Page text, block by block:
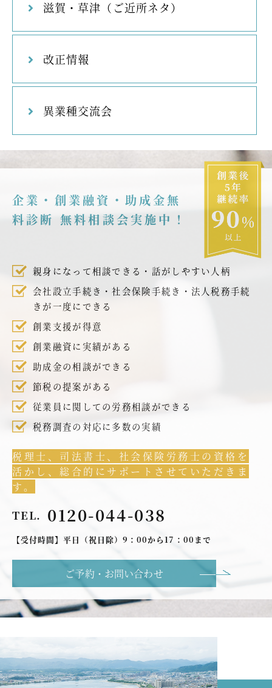
滋賀・草津（ご近所ネタ）
改正情報
異業種交流会
企業・創業融資・助成金無
料診断 無料相談会実施中！
親身になって相談できる・話がしやすい人柄
会社設立手続き・社会保険手続き・法人税務手続
きが一度にできる
創業支援が得意
創業融資に実績がある
助成金の相談ができる
節税の提案がある
従業員に関しての労務相談ができる
税務調査の対応に多数の実績
税理士、司法書士、社会保険労務士の資格を
活かし、総合的にサポートさせていただきま
す。
TEL. 0120-044-038
【受付時間】平日（祝日除）9：00から17：00まで
ご予約・お問い合わせ